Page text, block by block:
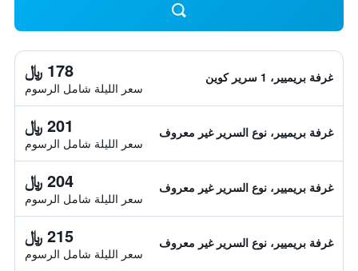
غرفة بريميير، 1 سرير كوين 178 ﷼
سعر الليلة شامل الرسوم
غرفة بريميير، نوع السرير غير معروف 201 ﷼
سعر الليلة شامل الرسوم
غرفة بريميير، نوع السرير غير معروف 204 ﷼
سعر الليلة شامل الرسوم
غرفة بريميير، نوع السرير غير معروف 215 ﷼
سعر الليلة شامل الرسوم